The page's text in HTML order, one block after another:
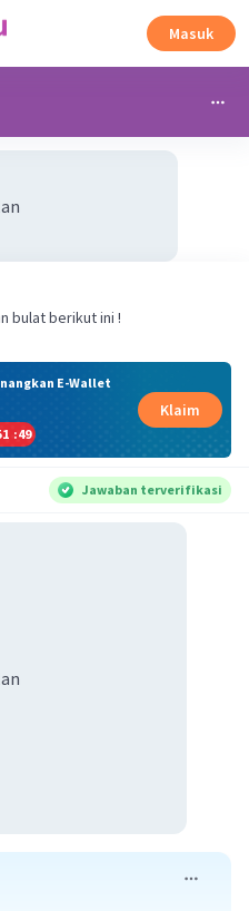
Masuk
bulat berikut ini !
E-Wallet
:49
Klaim
Jawaban terverifikasi